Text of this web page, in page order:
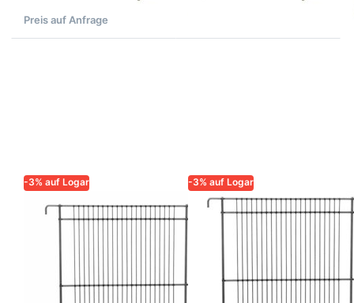
Preis auf Anfrage
-3% auf Logar
LOGAR – QUALITÄT UND
ZUVERLÄSSIGKEIT FÜR
Logar
Tangential-
Einhängegitter,
-3% auf Logar
LOGAR – QUALITÄT UND
ZUVERLÄSSIGKEIT FÜR
Logar
Tangential-
Einhänggitter